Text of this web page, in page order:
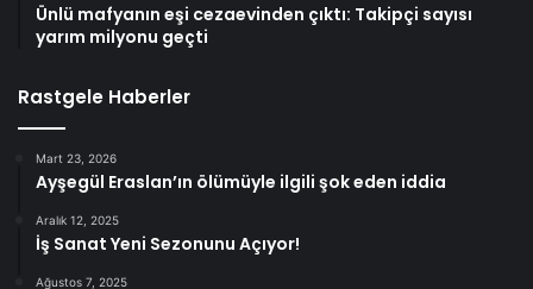
Ünlü mafyanın eşi cezaevinden çıktı: Takipçi sayısı
yarım milyonu geçti
Rastgele Haberler
Mart 23, 2026
Ayşegül Eraslan’ın ölümüyle ilgili şok eden iddia
Aralık 12, 2025
İş Sanat Yeni Sezonunu Açıyor!
Ağustos 7, 2025